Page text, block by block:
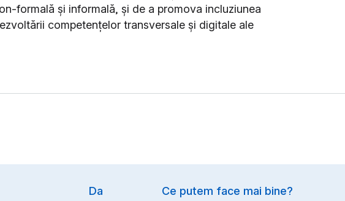
formală și informală, și de a promova incluziunea
competențelor transversale și digitale ale
Da Ce putem face mai bine?